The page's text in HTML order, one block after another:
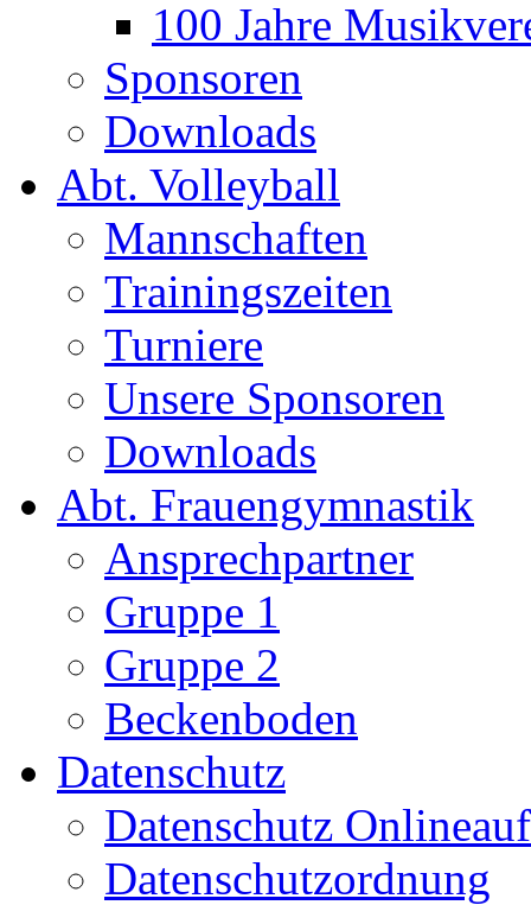
100 Jahre
Sponsoren
Downloads
Abt. Volleyball
Mannschaften
Trainingszeiten
Turniere
Unsere Sponsoren
Downloads
Abt. Frauengymnastik
Ansprechpartner
Gruppe 1
Gruppe 2
Beckenboden
Datenschutz
Datenschutz
Datenschutzordnung